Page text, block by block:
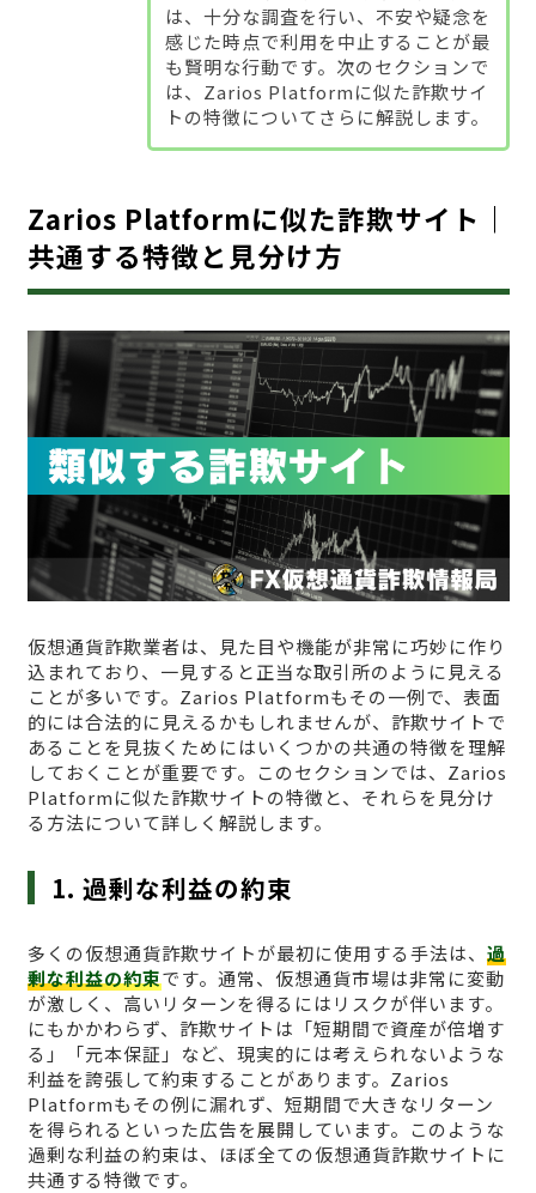
は、十分な調査を行い、不安や疑念を
感じた時点で利用を中止することが最
も賢明な行動です。次のセクションで
は、Zarios Platformに似た詐欺サイ
トの特徴についてさらに解説します。
Zarios Platformに似た詐欺サイト｜
共通する特徴と見分け方
仮想通貨詐欺業者は、見た目や機能が非常に巧妙に作り
込まれており、一見すると正当な取引所のように見える
ことが多いです。Zarios Platformもその一例で、表面
的には合法的に見えるかもしれませんが、詐欺サイトで
あることを見抜くためにはいくつかの共通の特徴を理解
しておくことが重要です。このセクションでは、Zarios
Platformに似た詐欺サイトの特徴と、それらを見分け
る方法について詳しく解説します。
1. 過剰な利益の約束
多くの仮想通貨詐欺サイトが最初に使用する手法は、 過
剰な利益の約束です。通常、仮想通貨市場は非常に変動
が激しく、高いリターンを得るにはリスクが伴います。
にもかかわらず、詐欺サイトは「短期間で資産が倍増す
る」「元本保証」など、現実的には考えられないような
利益を誇張して約束することがあります。Zarios
Platformもその例に漏れず、短期間で大きなリターン
を得られるといった広告を展開しています。このような
過剰な利益の約束は、ほぼ全ての仮想通貨詐欺サイトに
共通する特徴です。